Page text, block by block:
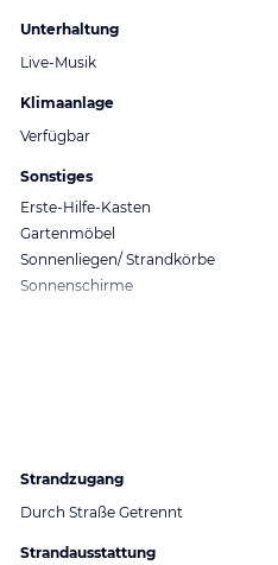
Unterhaltung
Live-Musik
Klimaanlage
Verfügbar
Sonstiges
Erste-Hilfe-Kasten
Gartenmöbel
Sonnenliegen/ Strandkörbe
Sonnenschirme
Strandzugang
Durch Straße Getrennt
Strandausstattung